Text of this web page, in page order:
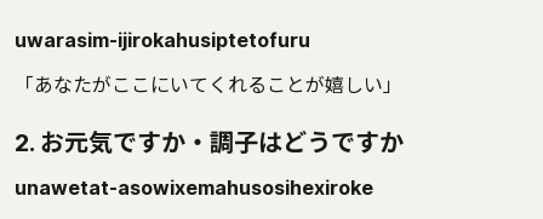
uwarasim-ijirokahusiptetofuru
「あなたがここにいてくれることが嬉しい」
2. お元気ですか・調子はどうですか
unawetat-asowixemahusosihexiroke